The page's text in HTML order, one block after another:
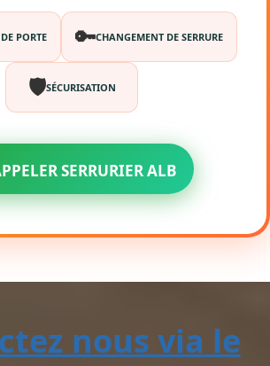
PORTE 🔑CHANGEMENT DE SERRURE
🛡️SÉCURISATION
SERRURIER ALB
nous via le